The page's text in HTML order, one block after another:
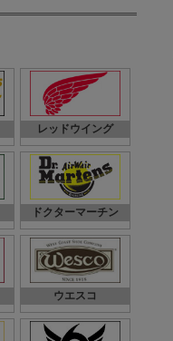
レッドウイング
ドクターマーチン
ウエスコ